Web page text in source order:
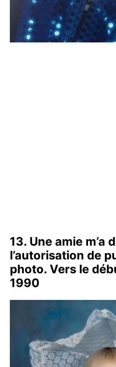
13. Une amie m’a
l’autorisation de
photo. Vers le
1990